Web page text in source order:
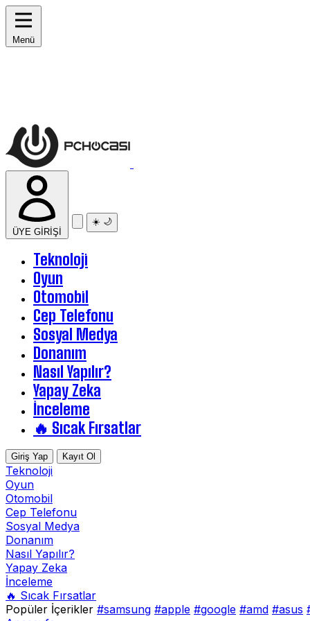
Menü
ÜYE GİRİŞİ
☀️ 🌙
Teknoloji
Oyun
Otomobil
Cep Telefonu
Sosyal Medya
Donanım
Nasıl Yapılır?
Yapay Zeka
İnceleme
🔥 Sıcak Fırsatlar
Giriş Yap Kayıt Ol
Teknoloji
Oyun
Otomobil
Cep Telefonu
Sosyal Medya
Donanım
Nasıl Yapılır?
Yapay Zeka
İnceleme
🔥 Sıcak Fırsatlar
Popüler İçerikler #samsung #apple #google #amd #asus